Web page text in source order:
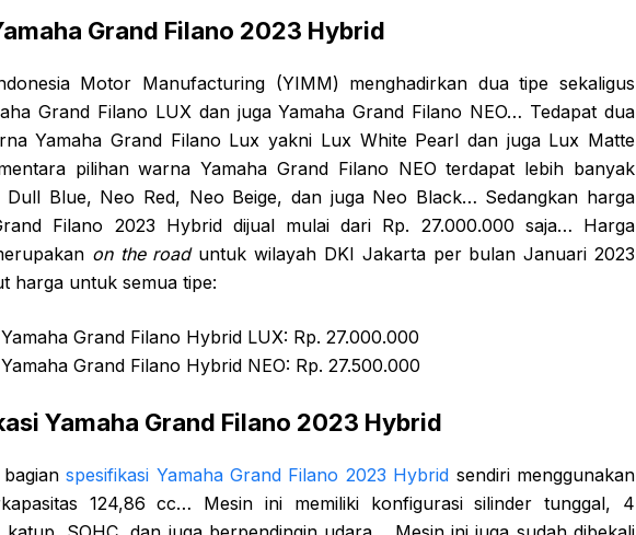
Grand Filano 2023 Hybrid
Motor Manufacturing (YIMM) menghadirkan dua tipe sekaligus
Grand Filano LUX dan juga Yamaha Grand Filano NEO… Tedapat dua
Yamaha Grand Filano Lux yakni Lux White Pearl dan juga Lux Matte
pilihan warna Yamaha Grand Filano NEO terdapat lebih banyak
Dull Blue, Neo Red, Neo Beige, dan juga Neo Black… Sedangkan harga
Filano 2023 Hybrid dijual mulai dari Rp. 27.000.000 saja… Harga
on the roaduntuk wilayah DKI Jakarta per bulan Januari 2023
harga untuk semua tipe:
Grand Filano Hybrid LUX: Rp. 27.000.000
Grand Filano Hybrid NEO: Rp. 27.500.000
Yamaha Grand Filano 2023 Hybrid
bagianspesifikasi Yamaha Grand Filano 2023 Hybrid sendiri menggunakan
124,86 cc… Mesin ini memiliki konfigurasi silinder tunggal, 4